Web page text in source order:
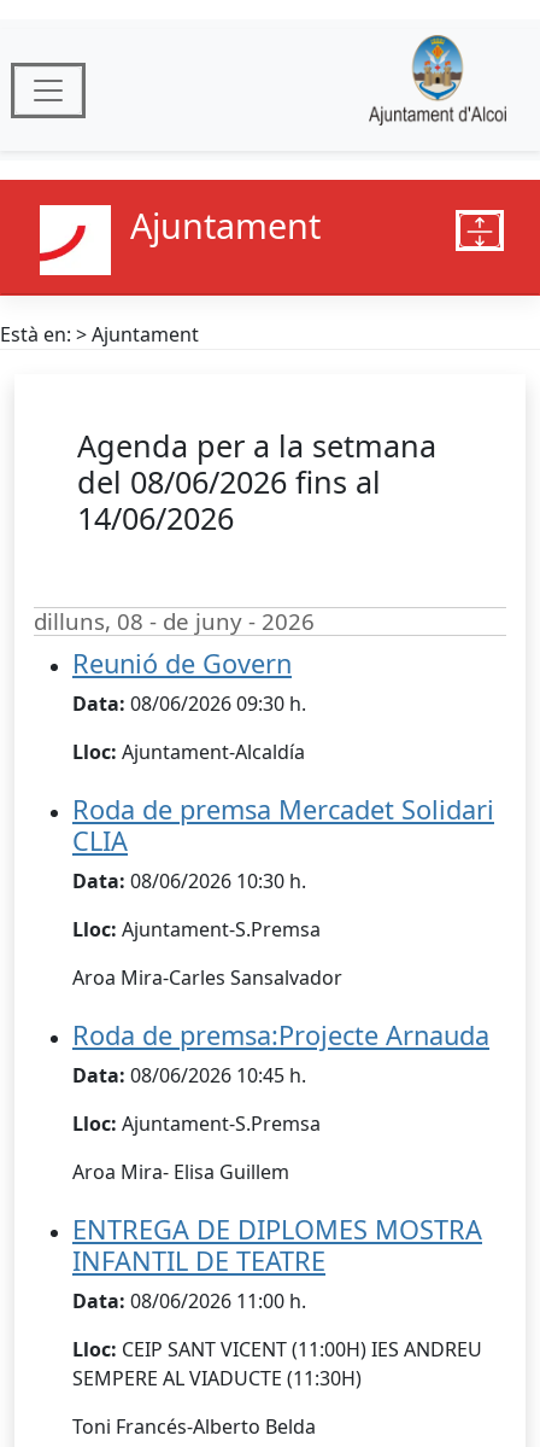
Ajuntament
Està en: > Ajuntament
Agenda per a la setmana
del 08/06/2026 fins al
14/06/2026
dilluns, 08 - de juny - 2026
Reunió de Govern
Data: 08/06/2026 09:30 h.
Lloc: Ajuntament-Alcaldía
Roda de premsa Mercadet Solidari
CLIA
Data: 08/06/2026 10:30 h.
Lloc: Ajuntament-S.Premsa
Aroa Mira-Carles Sansalvador
Roda de premsa:Projecte Arnauda
Data: 08/06/2026 10:45 h.
Lloc: Ajuntament-S.Premsa
Aroa Mira- Elisa Guillem
ENTREGA DE DIPLOMES MOSTRA
INFANTIL DE TEATRE
Data: 08/06/2026 11:00 h.
Lloc: CEIP SANT VICENT (11:00H) IES ANDREU
SEMPERE AL VIADUCTE (11:30H)
Toni Francés-Alberto Belda